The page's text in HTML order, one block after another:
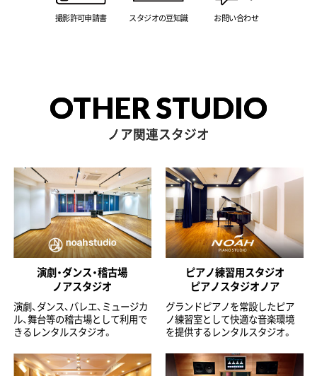
撮影許可申請書 スタジオの豆知識 お問い合わせ
OTHER STUDIO
ノア関連スタジオ
演劇・ダンス・稽古場
ノアスタジオ
演劇、ダンス、バレエ、ミュージカ
ル、舞台等の稽古場として利用で
きるレンタルスタジオ。
ピアノ練習用スタジオ
ピアノスタジオノア
グランドピアノを常設したピア
ノ練習室として快適な音楽環境
を提供するレンタルスタジオ。